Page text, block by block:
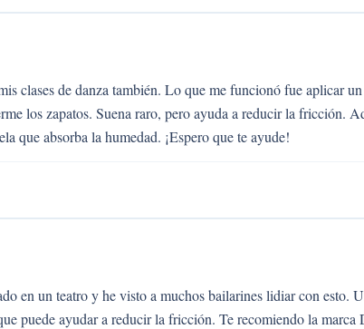
clases de danza también. Lo que me funcionó fue aplicar
los zapatos. Suena raro, pero ayuda a reducir la fricción.
que absorba la humedad. ¡Espero que te ayude!
en un teatro y he visto a muchos bailarines lidiar con esto.
puede ayudar a reducir la fricción. Te recomiendo la marca